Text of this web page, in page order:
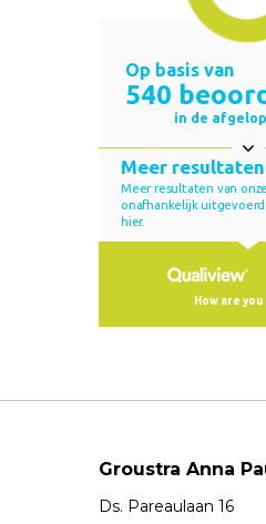
Groustra Anna
Ds. Pareaulaan 16